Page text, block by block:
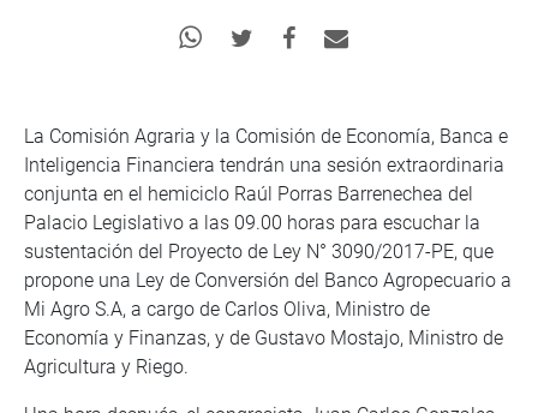
La Comisión Agraria y la Comisión de Economía, Banca e
Inteligencia Financiera tendrán una sesión extraordinaria
conjunta en el hemiciclo Raúl Porras Barrenechea del
Palacio Legislativo a las 09.00 horas para escuchar la
sustentación del Proyecto de Ley N° 3090/2017-PE, que
propone una Ley de Conversión del Banco Agropecuario a
Mi Agro S.A, a cargo de Carlos Oliva, Ministro de
Economía y Finanzas, y de Gustavo Mostajo, Ministro de
Agricultura y Riego.